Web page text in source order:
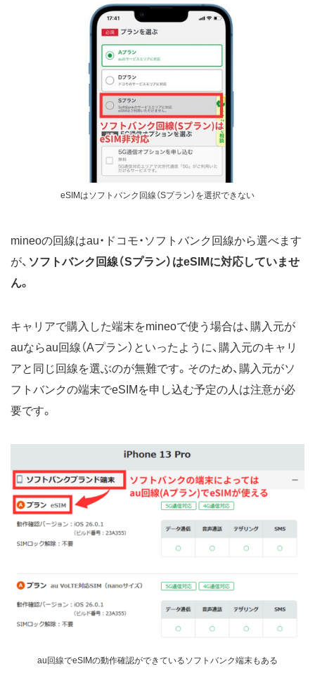
eSIMはソフトバンク回線（Sプラン）を選択できない
mineoの回線はau・ドコモ・ソフトバンク回線から選べます
が、 ソフトバンク回線（Sプラン）はeSIMに対応していませ
ん。
キャリアで購入した端末をmineoで使う場合は、購入元が
auならau回線（Aプラン）といったように、購入元のキャリ
アと同じ回線を選ぶのが無難です。そのため、購入元がソ
フトバンクの端末でeSIMを申し込む予定の人は注意が必
要です。
au回線でeSIMの動作確認ができているソフトバンク端末もある